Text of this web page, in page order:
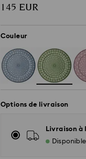
145 EUR
Couleur
Options de livraison
Livraison à